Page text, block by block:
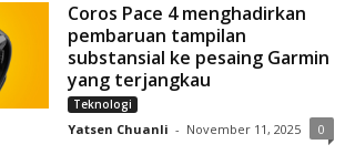
Coros Pace 4 menghadirkan
pembaruan tampilan
substansial ke pesaing Garmin
yang terjangkau
Teknologi
Yatsen Chuanli - November 11, 2025 0